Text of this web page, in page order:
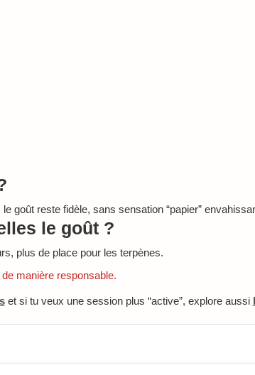
goût reste fidèle, sans sensation “papier”
le goût ?
plus de place pour les terpènes.
manière responsable.
et si tu veux une session plus “active”, explore aussi